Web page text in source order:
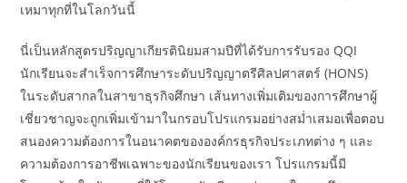
เหมาทุกที่ในโลกวันนี้
นี่เป็นหลักสูตรปริญญาเกียรตินิยมสามปีที่ได้รับการรับรอง QQI
นักเรียนจะสำเร็จการศึกษาระดับปริญญาตรีศิลปศาสตร์ (HONS)
ในระดับสากลในสาขาธุรกิจศึกษา เส้นทางเพิ่มเติมของการศึกษาผู้
เชี่ยวชาญจะถูกเพิ่มเข้ามาในกรอบโปรแกรมอย่างสม่ำเสมอเพื่อตอบ
สนองความต้องการในอนาคตขององค์กรธุรกิจประเภทต่าง ๆ และ
ความต้องการอาชีพเฉพาะของนักเรียนของเรา โปรแกรมนี้มี